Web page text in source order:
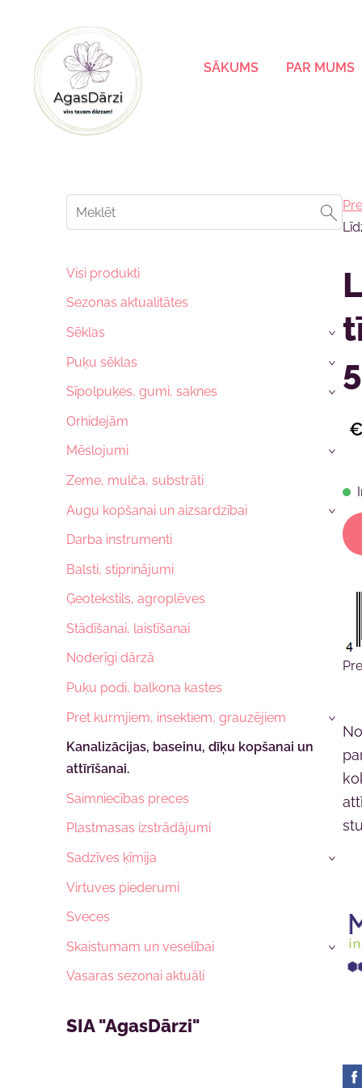
SĀKUMS PAR MUMS
Visi produkti
Sezonas aktualitātes
Sēklas
›
Puķu sēklas ›
Sīpolpuķes, gumi, saknes ›
Orhidejām
Mēslojumi
›
Zeme, mulča, substrāti
Augu kopšanai un aizsardzībai
›
Darba instrumenti
Balsti, stiprinājumi
Ģeotekstils, agroplēves
Stādīšanai, laistīšanai
Noderīgi dārzā
Puķu podi, balkona kastes
Pret kurmjiem, insektiem, grauzējiem
›
Kanalizācijas, baseinu, dīķu kopšanai un
attīrīšanai.
Saimniecības preces
Plastmasas izstrādājumi
Sadzīves ķīmija
›
Virtuves piederumi
Sveces
Skaistumam un veselībai
›
Vasaras sezonai aktuāli
SIA "AgasDārzi"